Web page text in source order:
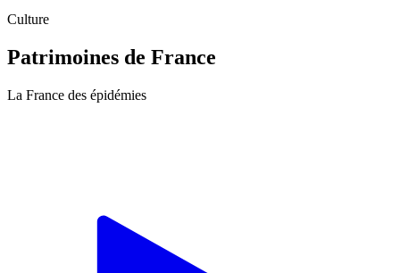
Culture
Patrimoines de France
La France des épidémies